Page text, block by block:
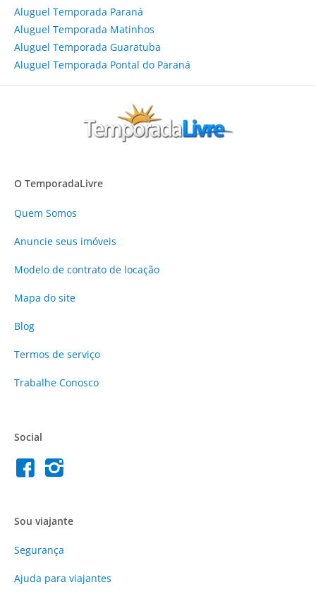
Aluguel Temporada Paraná
Aluguel Temporada Matinhos
Aluguel Temporada Guaratuba
Aluguel Temporada Pontal do Paraná
O TemporadaLivre
Quem Somos
Anuncie seus imóveis
Modelo de contrato de locação
Mapa do site
Blog
Termos de serviço
Trabalhe Conosco
Social
Sou viajante
Segurança
Ajuda para viajantes